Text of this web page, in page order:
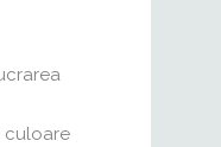
culoare